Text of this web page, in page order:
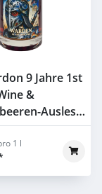
9 Jahre 1st
&
Auslese
WOTM
1 l